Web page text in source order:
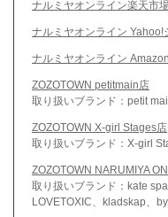
ナルミヤオンライン楽天市
ナルミヤオンライン Yahoo!
ナルミヤオンライン
ZOZOTOWN petitmain店
取り扱いブランド：petit
ZOZOTOWN X-girl Stages店
取り扱いブランド：X-girl
ZOZOTOWN NARUMIYA
取り扱いブランド：kate
LOVETOXIC、kladskap、